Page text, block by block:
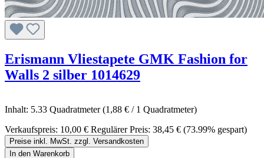
Erismann Vliestapete GMK Fashion for
Walls 2 silber 1014629
Inhalt: 5.33 Quadratmeter(1,88 € / 1 Quadratmeter)
Verkaufspreis: 10,00 € Regulärer Preis: 38,45 € (73.99% gespart)
Preise inkl. MwSt. zzgl. Versandkosten
In den Warenkorb